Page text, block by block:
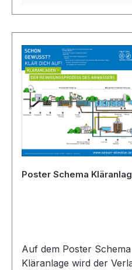
Poster Schema
Auf dem Poster Schema
Kläranlage wird der